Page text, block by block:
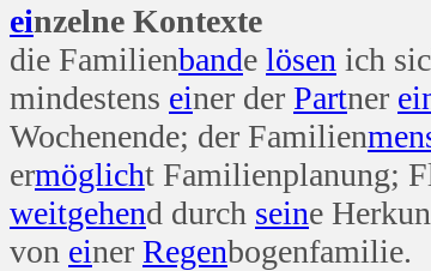
einzelne Kontexte
die Familienbande lösen ich
mindestens einer der Partner
Wochenende; der Familien
ermöglicht Familienplanung;
weitgehend durch seine
von einer Regenbogenfamilie.